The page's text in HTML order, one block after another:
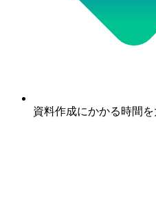
資料作成にかかる時間